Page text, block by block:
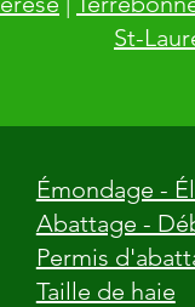
St-
Émondage -
Abattage -
Permis
Taille de haie